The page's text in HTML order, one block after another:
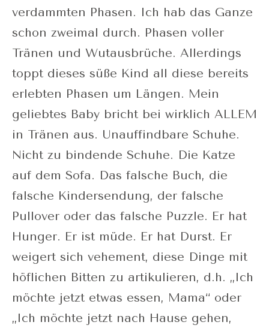
verdammten Phasen. Ich hab das Ganze
schon zweimal durch. Phasen voller
Tränen und Wutausbrüche. Allerdings
toppt dieses süße Kind all diese bereits
erlebten Phasen um Längen. Mein
geliebtes Baby bricht bei wirklich ALLEM
in Tränen aus. Unauffindbare Schuhe.
Nicht zu bindende Schuhe. Die Katze
auf dem Sofa. Das falsche Buch, die
falsche Kindersendung, der falsche
Pullover oder das falsche Puzzle. Er hat
Hunger. Er ist müde. Er hat Durst. Er
weigert sich vehement, diese Dinge mit
höflichen Bitten zu artikulieren, d.h. „Ich
möchte jetzt etwas essen, Mama“ oder
„Ich möchte jetzt nach Hause gehen,